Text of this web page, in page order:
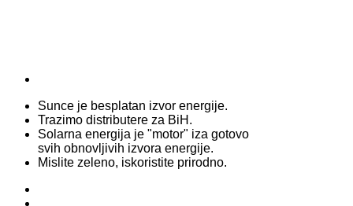
Sunce je besplatan izvor energije.
Trazimo distributere za BiH.
Solarna energija je "motor" iza gotovo
svih obnovljivih izvora energije.
Mislite zeleno, iskoristite prirodno.